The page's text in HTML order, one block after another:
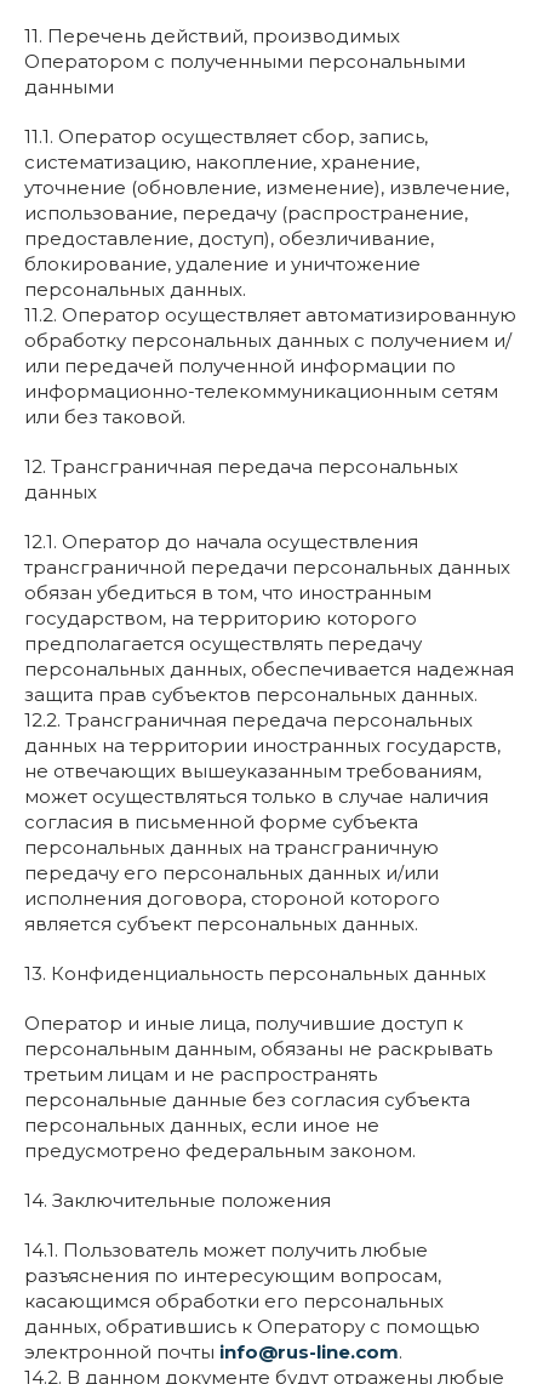
11. Перечень действий, производимых
Оператором с полученными персональными
данными
11.1. Оператор осуществляет сбор, запись,
систематизацию, накопление, хранение,
уточнение (обновление, изменение), извлечение,
использование, передачу (распространение,
предоставление, доступ), обезличивание,
блокирование, удаление и уничтожение
персональных данных.
11.2. Оператор осуществляет автоматизированную
обработку персональных данных с получением и/
или передачей полученной информации по
информационно-телекоммуникационным сетям
или без таковой.
12. Трансграничная передача персональных
данных
12.1. Оператор до начала осуществления
трансграничной передачи персональных данных
обязан убедиться в том, что иностранным
государством, на территорию которого
предполагается осуществлять передачу
персональных данных, обеспечивается надежная
защита прав субъектов персональных данных.
12.2. Трансграничная передача персональных
данных на территории иностранных государств,
не отвечающих вышеуказанным требованиям,
может осуществляться только в случае наличия
согласия в письменной форме субъекта
персональных данных на трансграничную
передачу его персональных данных и/или
исполнения договора, стороной которого
является субъект персональных данных.
13. Конфиденциальность персональных данных
Оператор и иные лица, получившие доступ к
персональным данным, обязаны не раскрывать
третьим лицам и не распространять
персональные данные без согласия субъекта
персональных данных, если иное не
предусмотрено федеральным законом.
14. Заключительные положения
14.1. Пользователь может получить любые
разъяснения по интересующим вопросам,
касающимся обработки его персональных
данных, обратившись к Оператору с помощью
электронной почты info@rus-line.com.
14.2. В данном документе будут отражены любые